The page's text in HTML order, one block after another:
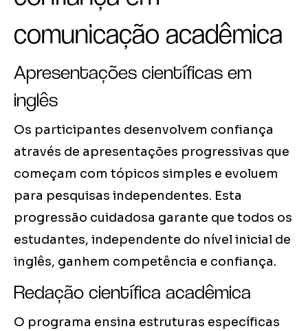
comunicação acadêmica
Apresentações científicas em
inglês
Os participantes desenvolvem confiança
através de apresentações progressivas que
começam com tópicos simples e evoluem
para pesquisas independentes. Esta
progressão cuidadosa garante que todos os
estudantes, independente do nível inicial de
inglês, ganhem competência e confiança.
Redação científica acadêmica
O programa ensina estruturas específicas